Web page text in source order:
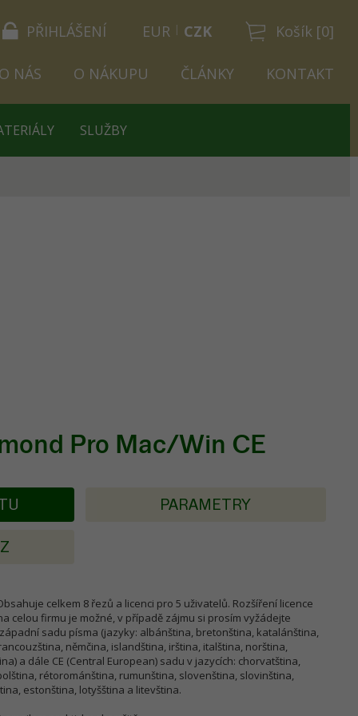
PŘIHLÁŠENÍ Košík [0]
EUR CZK
O NÁS O NÁKUPU ČLÁNKY KONTAKT
SLUŽBY
Pro Mac/Win CE
PARAMETRY
celkem 8 řezů a licenci pro 5 uživatelů. Rozšíření licence
celou firmu je možné, v případě zájmu si prosím vyžádejte
sadu písma (jazyky: albánština, bretonština, katalánština,
němčina, islandština, irština, italština, norština,
a dále CE (Central European) sadu v jazycích: chorvatština,
rétorománština, rumunština, slovenština, slovinština,
estonština, lotyšština a litevština.